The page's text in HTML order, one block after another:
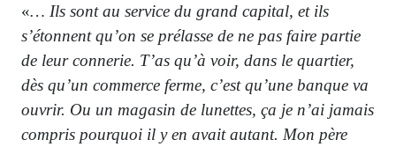
«… Ils sont au service du grand capital, et ils
s’étonnent qu’on se prélasse de ne pas faire partie
de leur connerie. T’as qu’à voir, dans le quartier,
dès qu’un commerce ferme, c’est qu’une banque va
ouvrir. Ou un magasin de lunettes, ça je n’ai jamais
compris pourquoi il y en avait autant. Mon père